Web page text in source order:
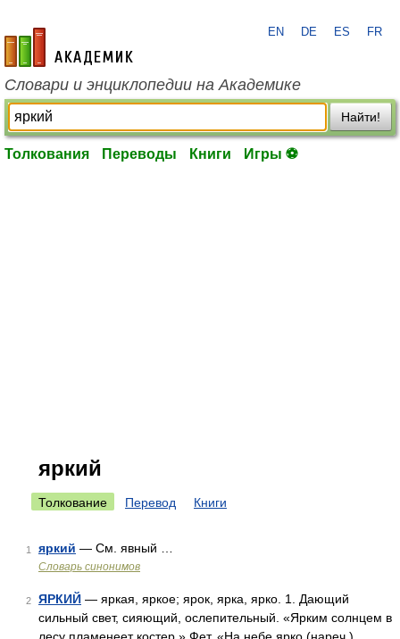
academic.ru
EN DE ES FR
Словари и энциклопедии на Академике
Найти!
Толкования Переводы Книги Игры ⚽
яркий
Толкование Перевод Книги
1 яркий — См. явный …
Словарь синонимов
2 ЯРКИЙ — яркая, яркое; ярок, ярка, ярко. 1. Дающий
сильный свет, сияющий, ослепительный. «Ярким солнцем в